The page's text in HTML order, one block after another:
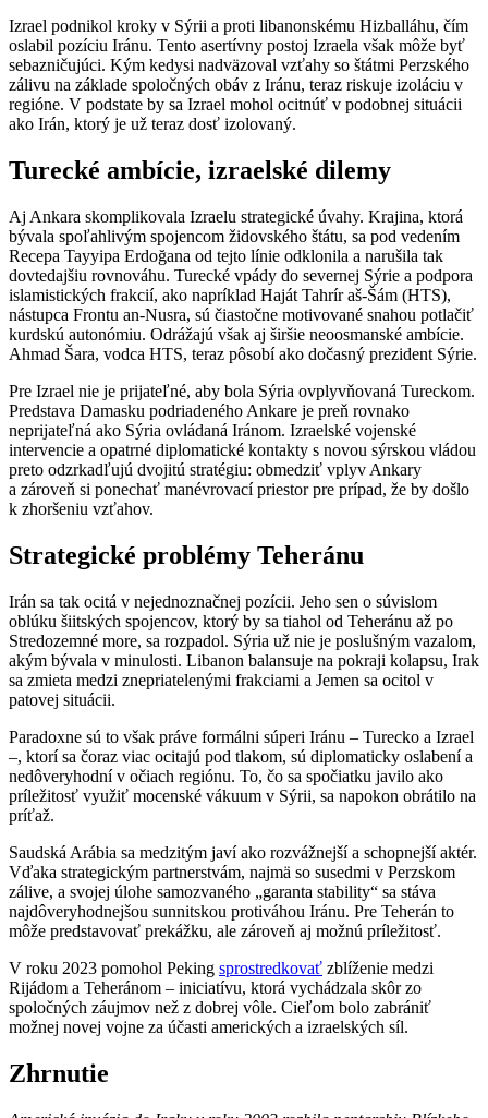
Izrael podnikol kroky v Sýrii a proti libanonskému Hizballáhu, čím
oslabil pozíciu Iránu. Tento asertívny postoj Izraela však môže byť
sebazničujúci. Kým kedysi nadväzoval vzťahy so štátmi Perzského
zálivu na základe spoločných obáv z Iránu, teraz riskuje izoláciu v
regióne. V podstate by sa Izrael mohol ocitnúť v podobnej situácii
ako Irán, ktorý je už teraz dosť izolovaný.
Turecké ambície, izraelské dilemy
Aj Ankara skomplikovala Izraelu strategické úvahy. Krajina, ktorá
bývala spoľahlivým spojencom židovského štátu, sa pod vedením
Recepa Tayyipa Erdoğana od tejto línie odklonila a narušila tak
dovtedajšiu rovnováhu. Turecké vpády do severnej Sýrie a podpora
islamistických frakcií, ako napríklad Haját Tahrír aš-Šám (HTS),
nástupca Frontu an-Nusra, sú čiastočne motivované snahou potlačiť
kurdskú autonómiu. Odrážajú však aj širšie neoosmanské ambície.
Ahmad Šara, vodca HTS, teraz pôsobí ako dočasný prezident Sýrie.
Pre Izrael nie je prijateľné, aby bola Sýria ovplyvňovaná Tureckom.
Predstava Damasku podriadeného Ankare je preň rovnako
neprijateľná ako Sýria ovládaná Iránom. Izraelské vojenské
intervencie a opatrné diplomatické kontakty s novou sýrskou vládou
preto odzrkadľujú dvojitú stratégiu: obmedziť vplyv Ankary
a zároveň si ponechať manévrovací priestor pre prípad, že by došlo
k zhoršeniu vzťahov.
Strategické problémy Teheránu
Irán sa tak ocitá v nejednoznačnej pozícii. Jeho sen o súvislom
oblúku šiitských spojencov, ktorý by sa tiahol od Teheránu až po
Stredozemné more, sa rozpadol. Sýria už nie je poslušným vazalom,
akým bývala v minulosti. Libanon balansuje na pokraji kolapsu, Irak
sa zmieta medzi znepriatelenými frakciami a Jemen sa ocitol v
patovej situácii.
Paradoxne sú to však práve formálni súperi Iránu – Turecko a Izrael
–, ktorí sa čoraz viac ocitajú pod tlakom, sú diplomaticky oslabení a
nedôveryhodní v očiach regiónu. To, čo sa spočiatku javilo ako
príležitosť využiť mocenské vákuum v Sýrii, sa napokon obrátilo na
príťaž.
Saudská Arábia sa medzitým javí ako rozvážnejší a schopnejší aktér.
Vďaka strategickým partnerstvám, najmä so susedmi v Perzskom
zálive, a svojej úlohe samozvaného „garanta stability“ sa stáva
najdôveryhodnejšou sunnitskou protiváhou Iránu. Pre Teherán to
môže predstavovať prekážku, ale zároveň aj možnú príležitosť.
V roku 2023 pomohol Peking sprostredkovať zblíženie medzi
Rijádom a Teheránom – iniciatívu, ktorá vychádzala skôr zo
spoločných záujmov než z dobrej vôle. Cieľom bolo zabrániť
možnej novej vojne za účasti amerických a izraelských síl.
Zhrnutie